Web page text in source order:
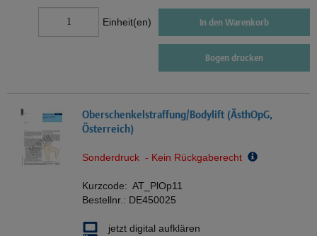
Einheit(en) In den Warenkorb
Bogen drucken
Oberschenkelstraffung/Bodylift (ÄsthOpG,
Österreich)
Sonderdruck - Kein Rückgaberecht
Kurzcode: AT_PlOp11
Bestellnr.: DE450025
jetzt digital aufklären